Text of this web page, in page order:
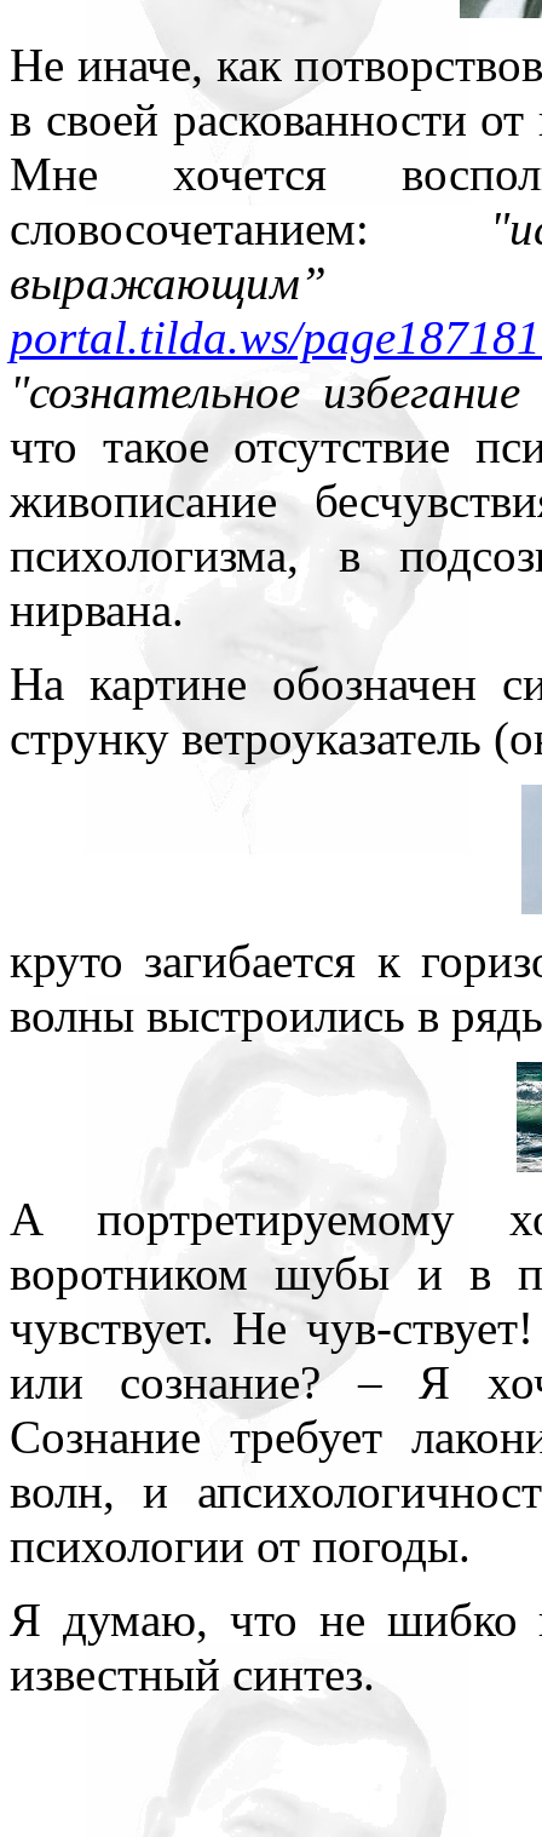
Не иначе, как
в своей раскованности
Мне хочется
словосочетанием:
portal.tilda.ws/
"сознательное
что такое отсутствие
живописание
психологизма, в
нирвана.
На картине обозначен
струнку ветроуказатель
круто загибается к
волны выстроились в
А портретируемому
воротником шубы и в
чувствует. Не чув-
или сознание? – Я
Сознание требует
волн, и
психологии от погоды.
Я думаю, что не шибко
известный синтез.